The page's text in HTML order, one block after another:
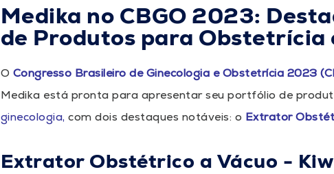
Medika no CBGO 2023:
de Produtos para Obstetrícia
O Congresso Brasileiro de Ginecologia e Obstetrícia 2023
Medika está pronta para apresentar seu portfólio de
ginecologia, com dois destaques notáveis: o Extrator
Extrator Obstétrico a Vácuo -